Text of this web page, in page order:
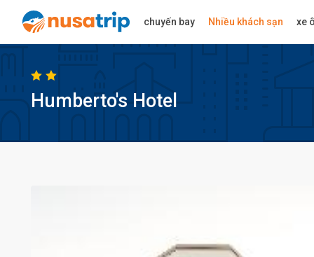
chuyến bay Nhiều khách sạn xe
Humberto's Hotel